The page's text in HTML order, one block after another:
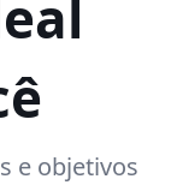
e objetivos